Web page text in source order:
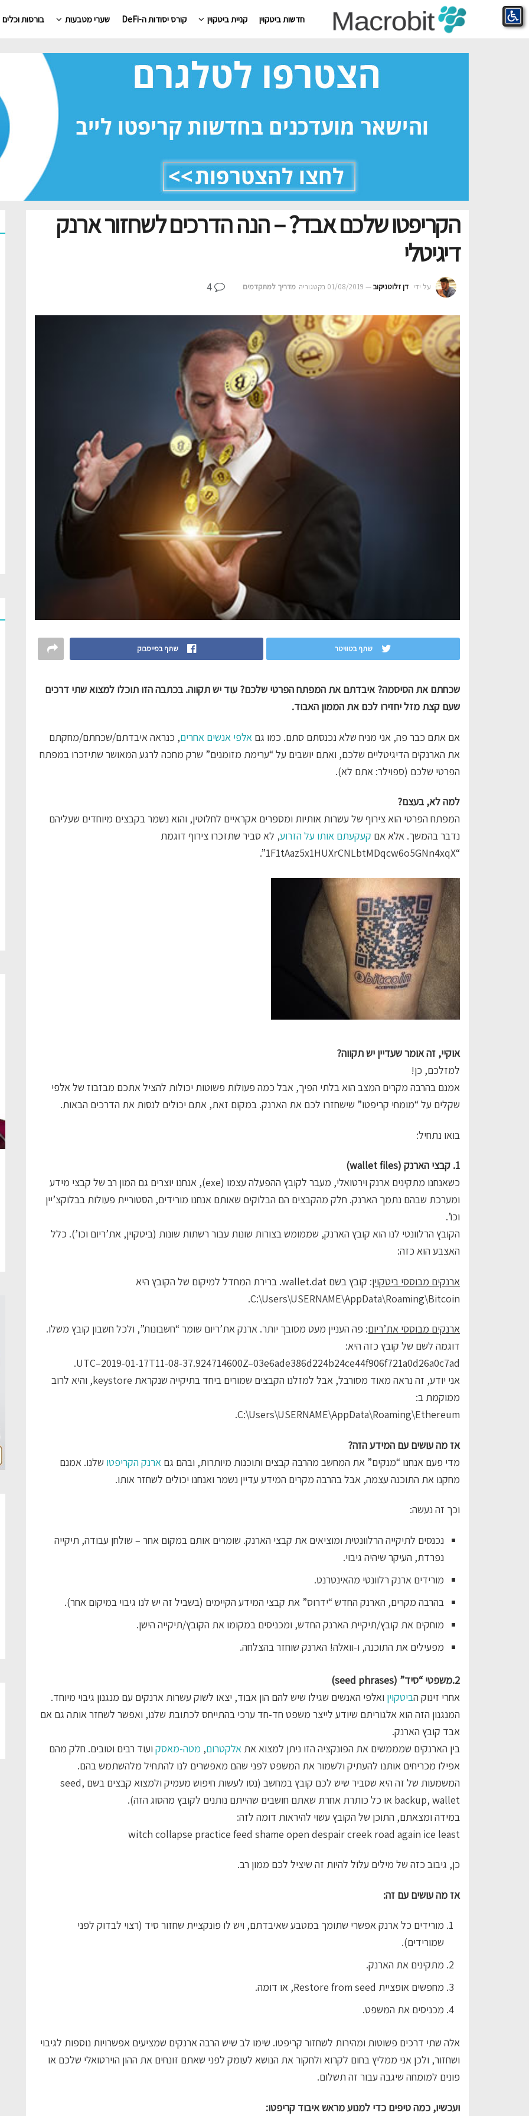
חדשות ביטקוין קניית ביטקוין קורס יסודות ה-DeFi שערי מטבעות בורסות וכלים
הקריפטו שלכם אבד? – הנה הדרכים לשחזור ארנק
דיגיטלי
על ידי דן זלוטניקוב 01/08/2019 בקטגוריה‎ מדריך למתקדמים
שתף בטוויטר שתף בפייסבוק
שכחתם את הסיסמה? איבדתם את המפתח הפרטי שלכם? עוד יש תקווה. בכתבה הזו תוכלו למצוא שתי דרכים
שעם קצת מזל יחזירו לכם את הממון האבוד.
אם אתם כבר פה, אני מניח שלא נכנסתם סתם. כמו גם אלפי אנשים אחרים, כנראה איבדתם/שכחתם/מחקתם
את הארנקים הדיגיטליים שלכם, ואתם יושבים על “ערימת מזומנים” שרק מחכה לרגע המאושר שתיזכרו במפתח
הפרטי שלכם (ספוילר: אתם לא).
למה לא, בעצם?
המפתח הפרטי הוא צירוף של עשרות אותיות ומספרים אקראיים לחלוטין, והוא נשמר בקבצים מיוחדים שעליהם
נדבר בהמשך. אלא אם קעקעתם אותו על הזרוע, לא סביר שתזכרו צירוף דוגמת
“1F1tAaz5x1HUXrCNLbtMDqcw6o5GNn4xqX”.
אוקיי, זה אומר שעדיין יש תקווה?
למזלכם, כן!
אמנם בהרבה מקרים המצב הוא בלתי הפיך, אבל כמה פעולות פשוטות יכולות להציל אתכם מבזבוז של אלפי
שקלים על “מומחי קריפטו” שישחזרו לכם את הארנק. במקום זאת, אתם יכולים לנסות את הדרכים הבאות.
בואו נתחיל:
1. קבצי הארנק (wallet files)
כשאנחנו מתקינים ארנק וירטואלי, מעבר לקובץ ההפעלה עצמו (exe), אנחנו יוצרים גם המון רב של קבצי מידע
ומערכת שבהם נתמך הארנק. חלק מהקבצים הם הבלוקים שאותם אנחנו מורידים, הסטוריית פעולות בבלוקצ’יין
וכו’.
הקובץ הרלוונטי לנו הוא קובץ הארנק, שממומש בצורות שונות עבור רשתות שונות (ביטקוין, את’ריום וכו’). כלל
האצבע הוא כזה:
ארנקים מבוססי ביטקוין
: קובץ בשם wallet.dat. ברירת המחדל למיקום של הקובץ היא
C:\Users\USERNAME\AppData\Roaming\Bitcoin.
ארנקים מבוססי את’ריום: פה העניין מעט מסובך יותר. ארנק את’ריום שומר “חשבונות”, ולכל חשבון קובץ משלו.
דוגמה לשם של קובץ כזה היא:
UTC–2019-01-17T11-08-37.924714600Z–03e6ade386d224b24ce44f906f721a0d26a0c7ad.
אני יודע, זה נראה מאוד מסורבל, אבל למזלנו הקבצים שמורים ביחד בתיקייה שנקראת keystore, והיא לרוב
ממוקמת ב:
C:\Users\USERNAME\AppData\Roaming\Ethereum.
אז מה עושים עם המידע הזה?
מדי פעם אנחנו “מנקים” את המחשב מהרבה קבצים ותוכנות מיותרות, ובהם גם ארנק הקריפטו שלנו. אמנם
מחקנו את התוכנה עצמה, אבל בהרבה מקרים המידע עדיין נשמר ואנחנו יכולים לשחזר אותו.
וכך זה נעשה:
נכנסים לתיקייה הרלוונטית ומוציאים את קבצי הארנק. שומרים אותם במקום אחר – שולחן עבודה, תיקייה
נפרדת, העיקר שיהיה גיבוי.
מורידים ארנק רלוונטי מהאינטרנט.
בהרבה מקרים, הארנק החדש “ידרוס” את קבצי המידע הקיימים (בשביל זה יש לנו גיבוי במיקום אחר).
מוחקים את קובץ/תיקיית הארנק החדש, ומכניסים במקומו את הקובץ/תיקייה הישן.
מפעילים את התוכנה, ו-וואלה! הארנק שוחזר בהצלחה.
2.משפטי “סיד” (seed phrases)
אחרי זינוק הביטקוין ואלפי האנשים שגילו שיש להם הון אבוד, יצאו לשוק עשרות ארנקים עם מנגנון גיבוי מיוחד.
המנגנון הזה הוא אלגוריתם שיודע לייצר משפט חד-חד ערכי בהתייחס לכתובת שלנו, ואפשר לשחזר אותה גם אם
אבד קובץ הארנק.
בין הארנקים שמממשים את הפונקציה הזו ניתן למצוא את אלקטרום, מטה-מאסק ועוד רבים וטובים. חלק מהם
אפילו מכריחים אותנו להעתיק ולשמור את המשפט לפני שהם מאפשרים לנו להתחיל מלהשתמש בהם.
המשמעות של זה היא שסביר שיש לכם קובץ במחשב (נסו לעשות חיפוש מעמיק ולמצוא קבצים בשם seed,
backup, wallet או כל כותרת אחרת שאתם חושבים שהייתם נותנים לקובץ מהסוג הזה).
במידה ומצאתם, התוכן של הקובץ עשוי להיראות דומה לזה:
witch collapse practice feed shame open despair creek road again ice least
כן, גיבוב כזה של מילים עלול להיות זה שיציל לכם ממון רב.
אז מה עושים עם זה:
מורידים כל ארנק אפשרי שתומך במטבע שאיבדתם, ויש לו פונקציית שחזור סיד (רצוי לבדוק לפני
שמורידים).
מתקינים את הארנק.
מחפשים אופציית Restore from seed, או דומה.
מכניסים את המשפט.
אלה שתי דרכים פשוטות ומהירות לשחזור קריפטו. שימו לב שיש הרבה ארנקים שמציעים אפשרויות נוספות לגיבוי
ושחזור, ולכן אני ממליץ בחום לקרוא ולחקור את הנושא לעומק לפני שאתם זונחים את ההון הוירטואלי שלכם או
פונים למומחה שיגבה עבור זה תשלום.
ועכשיו, כמה טיפים כדי למנוע מראש איבוד קריפטו: